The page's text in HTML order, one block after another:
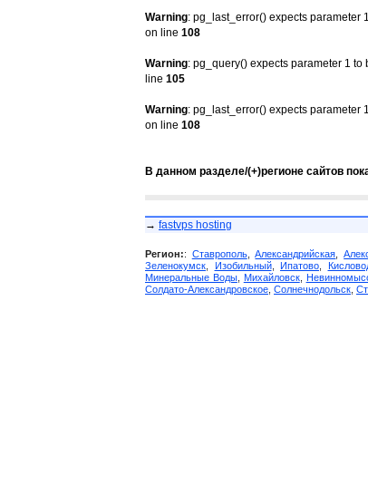
Warning: pg_last_error() expects parameter
on line 108
Warning: pg_query() expects parameter 1
line 105
Warning: pg_last_error() expects parameter
on line 108
В данном разделе/(+)регионе сайтов
→ fastvps hosting
Регион:: Ставрополь,Александрийская ,
Зеленокумск
Изобильный, Ипатово
Минеральные Воды, Михайловск,
Солдато-Александровское Солнечнодольск